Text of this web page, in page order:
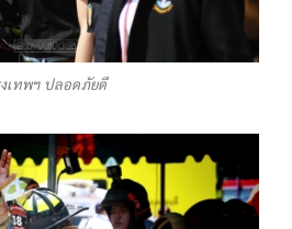
งเทพฯ ปลอดภัยดี